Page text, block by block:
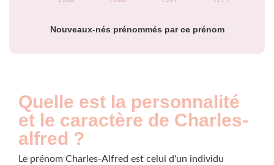
Nouveaux-nés prénommés par ce prénom
Quelle est la personnalité
et le caractère de Charles-
alfred ?
Le prénom Charles-Alfred est celui d'un individu